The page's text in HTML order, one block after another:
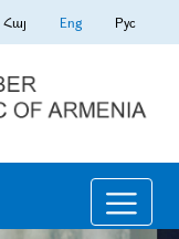
Հայ Eng Рус